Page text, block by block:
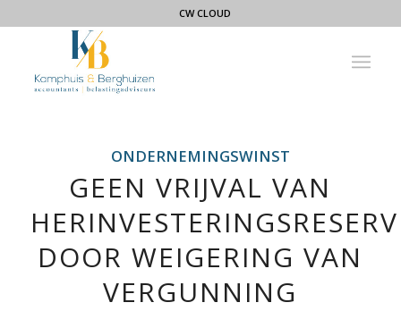
CW CLOUD
ONDERNEMINGSWINST
GEEN VRIJVAL VAN
DOOR WEIGERING VAN
VERGUNNING